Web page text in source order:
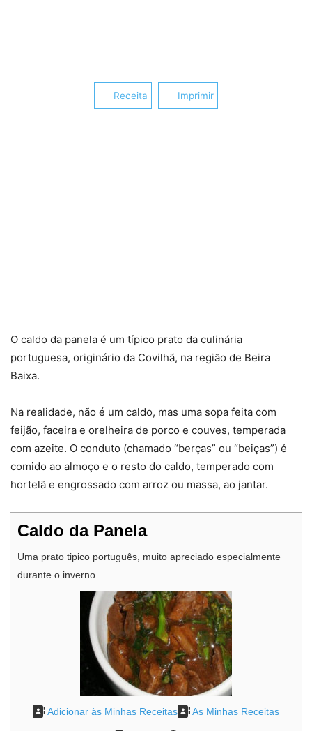
Receita Imprimir
O caldo da panela é um típico prato da culinária
portuguesa, originário da Covilhã, na região de Beira
Baixa.
Na realidade, não é um caldo, mas uma sopa feita com
feijão, faceira e orelheira de porco e couves, temperada
com azeite. O conduto (chamado “berças” ou “beiças”) é
comido ao almoço e o resto do caldo, temperado com
hortelã e engrossado com arroz ou massa, ao jantar.
Caldo da Panela
Uma prato tipico português, muito apreciado especialmente
durante o inverno.
Adicionar às Minhas Receitas As Minhas Receitas